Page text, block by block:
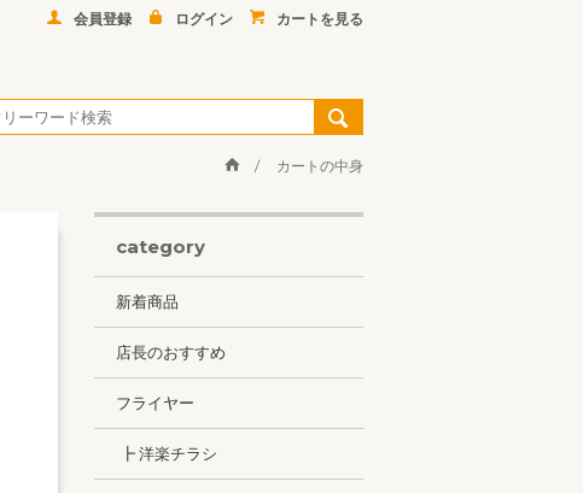
会員登録 ログイン カートを見る
カートの中身
category
新着商品
店長のおすすめ
フライヤー
┣ 洋楽チラシ